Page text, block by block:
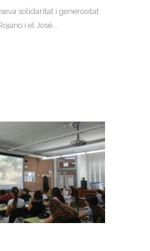
solidaritat i generositat
i el José...